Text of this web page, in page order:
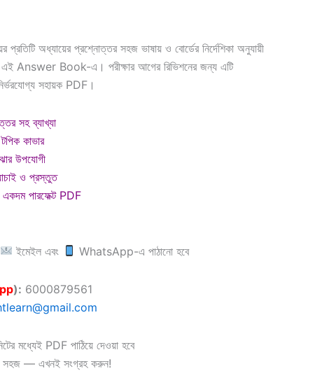
অধ্যায়ের প্রশ্নোত্তর সহজ ভাষায় ও বোর্ডের নির্দেশিকা অনুযায়ী
এই Answer Book-এ। পরীক্ষার আগের রিভিশনের জন্য এটি
সহায়ক PDF।
সহ ব্যাখ্যা
কাভার
উপযোগী
ও প্রস্তুত
একদম পারফেক্ট PDF
ইমেইল এবং WhatsApp-এ পাঠানো হবে
): 6000879561
মধ্যেই PDF পাঠিয়ে দেওয়া হবে
— এখনই সংগ্রহ করুন!